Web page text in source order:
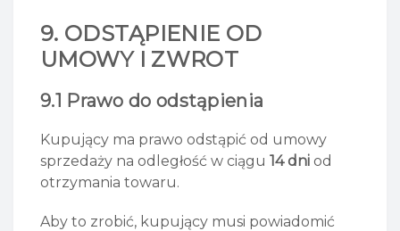
9. ODSTĄPIENIE OD
UMOWY I ZWROT
9.1 Prawo do odstąpienia
Kupujący ma prawo odstąpić od umowy
sprzedaży na odległość w ciągu 14 dni od
otrzymania towaru.
Aby to zrobić, kupujący musi powiadomić